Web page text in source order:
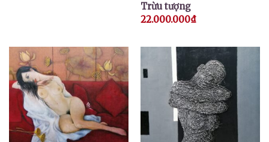
Trừu tượng
22.000.000₫